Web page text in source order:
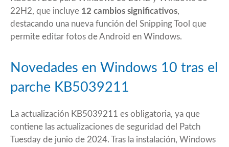
22H2, que incluye 12 cambios significativos,
destacando una nueva función del Snipping Tool que
permite editar fotos de Android en Windows.
Novedades en Windows 10 tras el
parche KB5039211
La actualización KB5039211 es obligatoria, ya que
contiene las actualizaciones de seguridad del Patch
Tuesday de junio de 2024. Tras la instalación, Windows